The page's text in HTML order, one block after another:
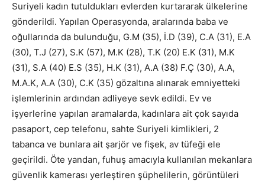
Suriyeli kadın tutuldukları evlerden kurtararak ülkelerine
gönderildi. Yapılan Operasyonda, aralarında baba ve
oğullarında da bulunduğu, G.M (35), İ.D (39), C.A (31), E.A
(30), T.J (27), S.K (57), M.K (28), T.K (20) E.K (31), M.K
(31), S.A (40) E.S (35), H.K (31), A.A (38) F.Ç (30), A.A,
M.A.K, A.A (30), C.K (35) gözaltına alınarak emniyetteki
işlemlerinin ardından adliyeye sevk edildi. Ev ve
işyerlerine yapılan aramalarda, kadınlara ait çok sayıda
pasaport, cep telefonu, sahte Suriyeli kimlikleri, 2
tabanca ve bunlara ait şarjör ve fişek, av tüfeği ele
geçirildi. Öte yandan, fuhuş amacıyla kullanılan mekanlara
güvenlik kamerası yerleştiren şüphelilerin, görüntüleri